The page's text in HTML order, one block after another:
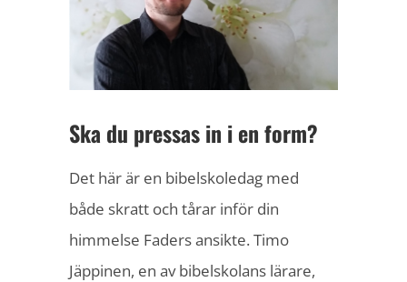
bild
Ska du pressas in i en form?
Det här är en bibelskoledag med
både skratt och tårar inför din
himmelse Faders ansikte. Timo
Jäppinen, en av bibelskolans lärare,